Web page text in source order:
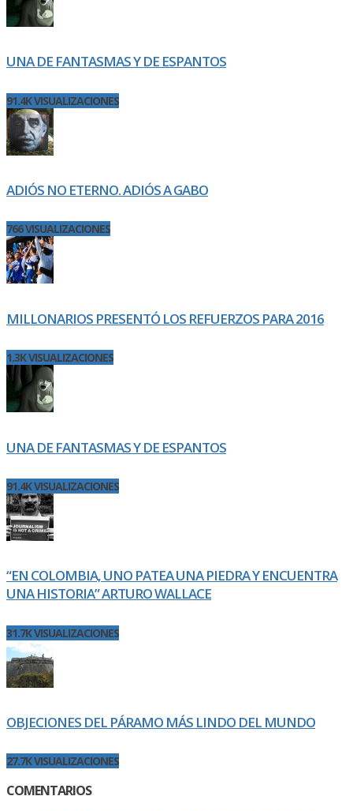
UNA DE FANTASMAS Y DE ESPANTOS
91.4K VISUALIZACIONES
ADIÓS NO ETERNO. ADIÓS A GABO
766 VISUALIZACIONES
MILLONARIOS PRESENTÓ LOS REFUERZOS PARA 2016
1.3K VISUALIZACIONES
UNA DE FANTASMAS Y DE ESPANTOS
91.4K VISUALIZACIONES
“EN COLOMBIA, UNO PATEA UNA PIEDRA Y ENCUENTRA
UNA HISTORIA” ARTURO WALLACE
31.7K VISUALIZACIONES
OBJECIONES DEL PÁRAMO MÁS LINDO DEL MUNDO
27.7K VISUALIZACIONES
COMENTARIOS